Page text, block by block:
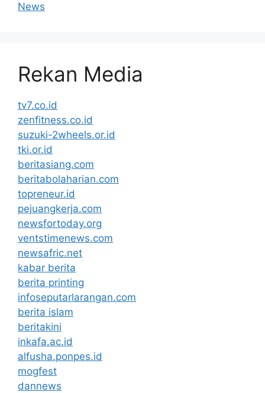
News
Rekan Media
tv7.co.id
zenfitness.co.id
suzuki-2wheels.or.id
tki.or.id
beritasiang.com
beritabolaharian.com
topreneur.id
pejuangkerja.com
newsfortoday.org
ventstimenews.com
newsafric.net
kabar berita
berita printing
infoseputarlarangan.com
berita islam
beritakini
inkafa.ac.id
alfusha.ponpes.id
mogfest
dannews